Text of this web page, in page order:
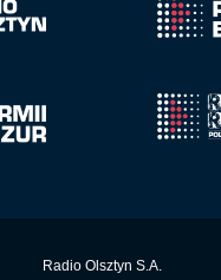
Radio Olsztyn S.A.